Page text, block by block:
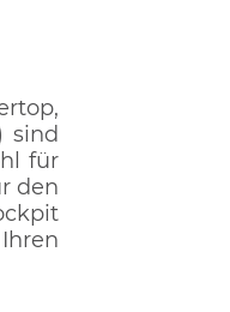
sind
für
den